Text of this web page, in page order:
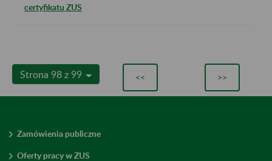
certyfikatu ZUS
Strona 98 z 99 << >>
Zamówienia publiczne
Oferty pracy w ZUS